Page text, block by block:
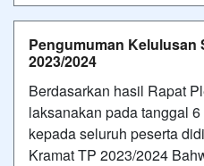
Pengumuman Kelulusan
2023/2024
Berdasarkan hasil Rapat
laksanakan pada tanggal
kepada seluruh peserta
Kramat TP 2023/2024